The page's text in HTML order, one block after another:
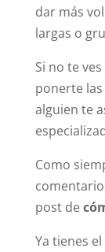
dar más
largas o
Si no te
ponerte
alguien te
Como
post de
Ya tienes